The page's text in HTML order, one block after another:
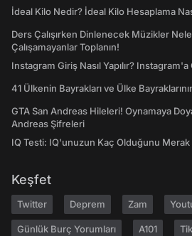
İdeal Kilo Nedir? İdeal Kilo Hesaplama
Ders Çalışırken Dinlenecek Müzikler
Çalışamayanlar Toplanın!
Instagram Giriş Nasıl Yapılır?
41 Ülkenin Bayrakları ve Ülke
GTA San Andreas Hileleri! Oynamaya
Andreas Şifreleri
IQ Testi: IQ'unuzun Kaç Olduğunu Merak
Keşfet
Twitter Deprem Zam
Günlük Burç Yorumları A101